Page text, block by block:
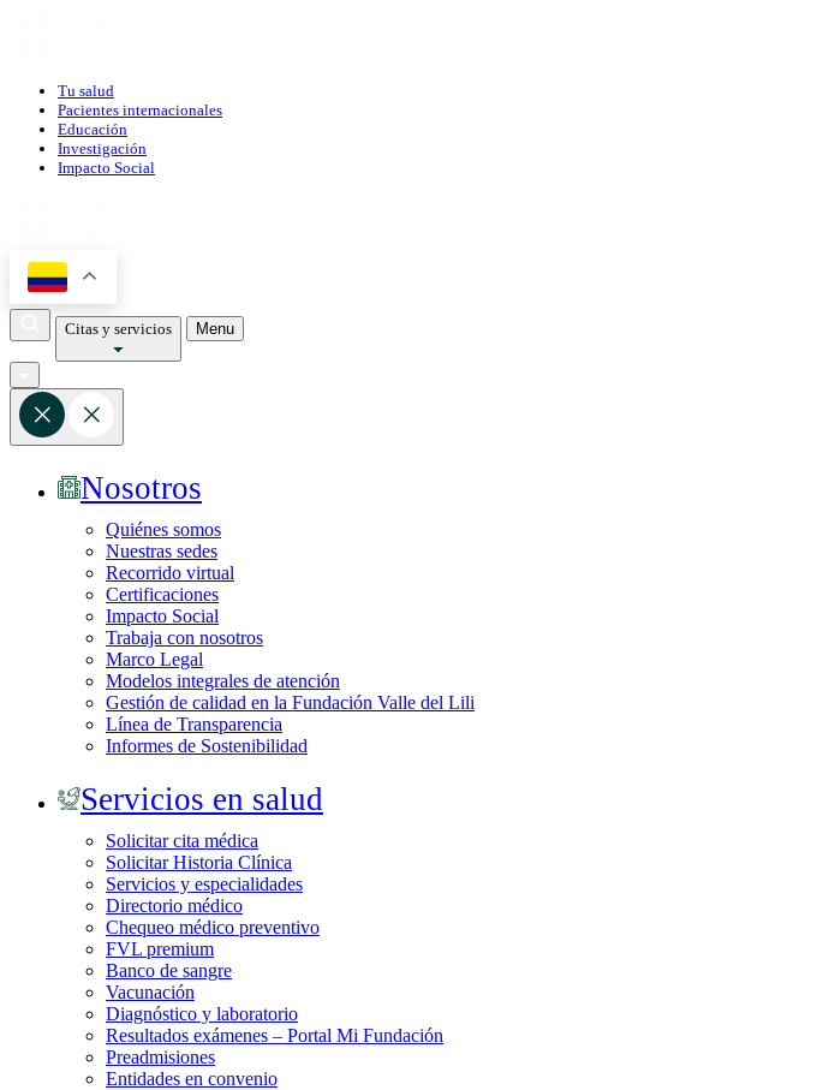
Tu salud
Pacientes internacionales
Educación
Investigación
Impacto Social
Citas y servicios Menu
Nosotros
Quiénes somos
Nuestras sedes
Recorrido virtual
Certificaciones
Impacto Social
Trabaja con nosotros
Marco Legal
Modelos integrales de atención
Gestión de calidad en la Fundación Valle del Lili
Línea de Transparencia
Informes de Sostenibilidad
Servicios en salud
Solicitar cita médica
Solicitar Historia Clínica
Servicios y especialidades
Directorio médico
Chequeo médico preventivo
FVL premium
Banco de sangre
Vacunación
Diagnóstico y laboratorio
Resultados exámenes – Portal Mi Fundación
Preadmisiones
Entidades en convenio